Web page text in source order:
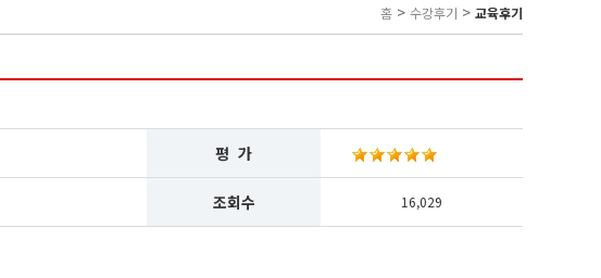
관
기
인
홈 > 수강후기 > 교육후기
평 가
조회수 16,029